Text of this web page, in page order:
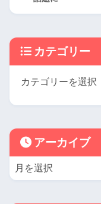
カテゴリー
アーカイブ